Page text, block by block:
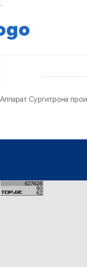
Аппарат Сургитрона